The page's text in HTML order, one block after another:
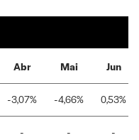
Abr Mai Jun
-3,07% -4,66% 0,53%
- - -